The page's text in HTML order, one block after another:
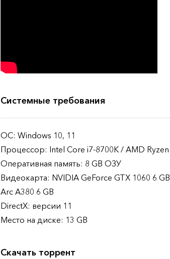
Системные требования
ОС: Windows 10, 11
Процессор: Intel Core i7-8700K / AMD
Оперативная память: 8 GB ОЗУ
Видеокарта: NVIDIA GeForce GTX 1060 6
Arc A380 6 GB
DirectX: версии 11
Место на диске: 13 GB
Скачать торрент